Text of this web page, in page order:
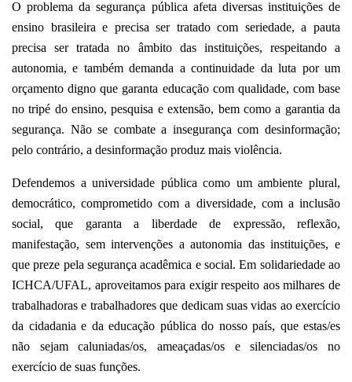
O problema da segurança pública afeta diversas instituições de
ensino brasileira e precisa ser tratado com seriedade, a pauta
precisa ser tratada no âmbito das instituições, respeitando a
autonomia, e também demanda a continuidade da luta por um
orçamento digno que garanta educação com qualidade, com base
no tripé do ensino, pesquisa e extensão, bem como a garantia da
segurança. Não se combate a insegurança com desinformação;
pelo contrário, a desinformação produz mais violência.
Defendemos a universidade pública como um ambiente plural,
democrático, comprometido com a diversidade, com a inclusão
social, que garanta a liberdade de expressão, reflexão,
manifestação, sem intervenções a autonomia das instituições, e
que preze pela segurança acadêmica e social. Em solidariedade ao
ICHCA/UFAL, aproveitamos para exigir respeito aos milhares de
trabalhadoras e trabalhadores que dedicam suas vidas ao exercício
da cidadania e da educação pública do nosso país, que estas/es
não sejam caluniadas/os, ameaçadas/os e silenciadas/os no
exercício de suas funções.